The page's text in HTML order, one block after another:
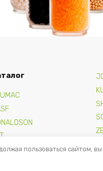
пользоваться сайтом,